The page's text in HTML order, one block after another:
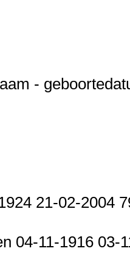
-
21-02-2004
04-11-1916 03-